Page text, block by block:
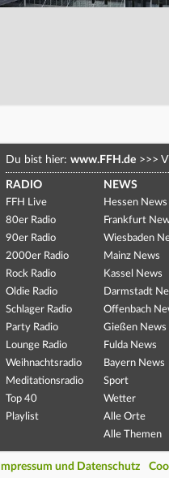
Du bist hier: www.FFH.de >>>
RADIO
FFH Live
80er Radio
90er Radio
2000er Radio
Rock Radio
Oldie Radio
Schlager Radio
Party Radio
Lounge Radio
Weihnachtsradio
Meditationsradio
Top 40
Playlist
NEWS
Hessen News
Frankfurt
Wiesbaden
Mainz News
Kassel News
Darmstadt
Offenbach
Gießen News
Fulda News
Bayern News
Sport
Wetter
Alle Orte
Alle Themen
Impressum und Datenschutz